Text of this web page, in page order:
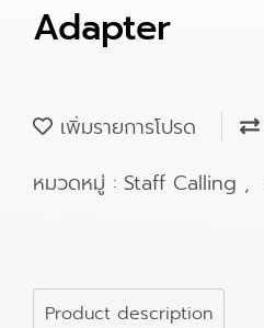
Adapter
เพิ่มรายการโปรด
หมวดหมู่ : Staff Calling ,
Product description